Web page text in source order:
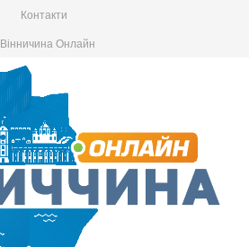
Контакти
Вінничина Онлайн